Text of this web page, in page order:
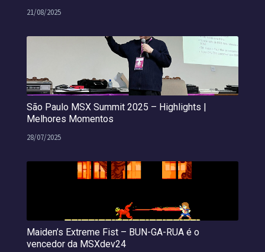
21/08/2025
São Paulo MSX Summit 2025 – Highlights |
Melhores Momentos
28/07/2025
Maiden’s Extreme Fist – BUN-GA-RUA é o
vencedor da MSXdev24